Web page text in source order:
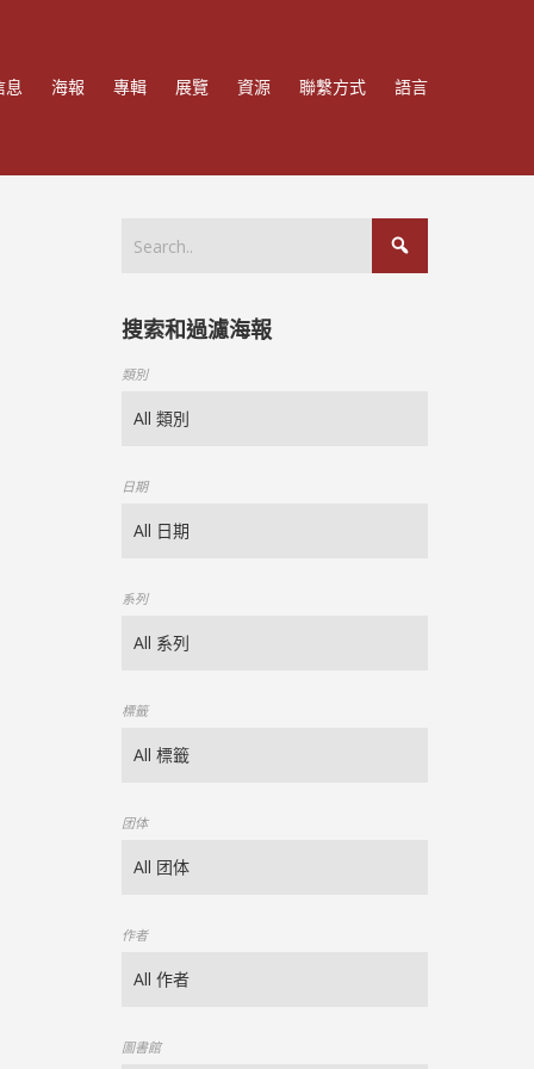
息 海報 專輯 展覽 資源 聯繫方式 語言
搜索和過濾海報
類別
日期
系列
標籤
团体
作者
圖書館